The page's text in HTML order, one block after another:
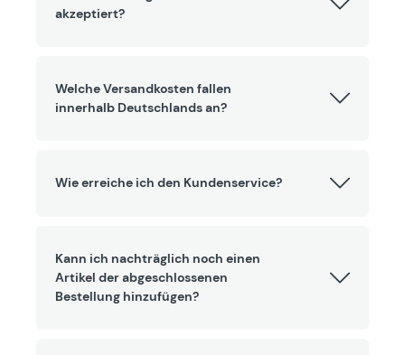
akzeptiert?
Welche Versandkosten fallen
innerhalb Deutschlands an?
Wie erreiche ich den Kundenservice?
Kann ich nachträglich noch einen
Artikel der abgeschlossenen
Bestellung hinzufügen?